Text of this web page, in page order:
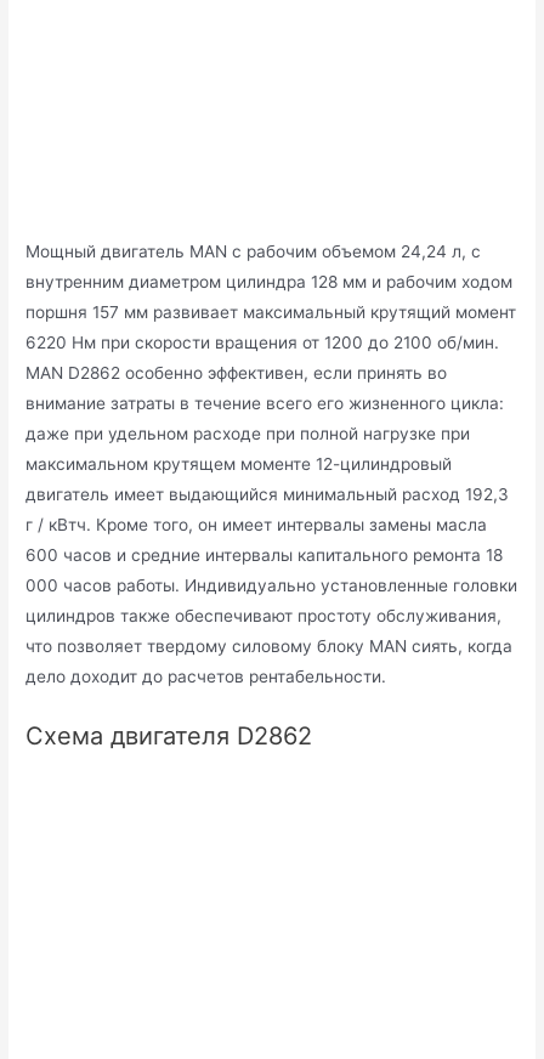
Мощный двигатель MAN с рабочим объемом 24,24 л, с
внутренним диаметром цилиндра 128 мм и рабочим ходом
поршня 157 мм развивает максимальный крутящий момент
6220 Нм при скорости вращения от 1200 до 2100 об/мин.
MAN D2862 особенно эффективен, если принять во
внимание затраты в течение всего его жизненного цикла:
даже при удельном расходе при полной нагрузке при
максимальном крутящем моменте 12-цилиндровый
двигатель имеет выдающийся минимальный расход 192,3
г / кВтч. Кроме того, он имеет интервалы замены масла
600 часов и средние интервалы капитального ремонта 18
000 часов работы. Индивидуально установленные головки
цилиндров также обеспечивают простоту обслуживания,
что позволяет твердому силовому блоку MAN сиять, когда
дело доходит до расчетов рентабельности.
Схема двигателя D2862